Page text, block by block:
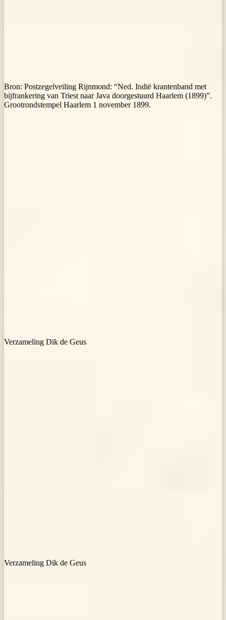
Bron: Postzegelveiling Rijnmond: “Ned. Indië krantenband met
bijfrankering van Triest naar Java doorgestuurd Haarlem (1899)”.
Grootrondstempel Haarlem 1 november 1899.
Verzameling Dik de Geus
Verzameling Dik de Geus